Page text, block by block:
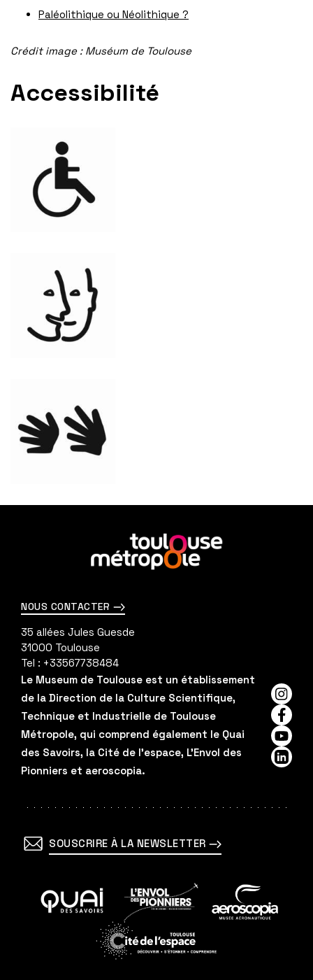
Paléolithique ou Néolithique ?
Crédit image : Muséum de Toulouse
Accessibilité
En
savoir
plus
NOUS CONTACTER
35 allées Jules Guesde
31000 Toulouse
Tel : +33567738484
Le Museum de Toulouse est un établissement
de la Direction de la Culture Scientifique,
Technique et Industrielle de Toulouse
Métropole, qui comprend également le Quai
des Savoirs, la Cité de l'espace, L'Envol des
Pionniers et aeroscopia.
SOUSCRIRE À LA NEWSLETTER
En
savoir
plus